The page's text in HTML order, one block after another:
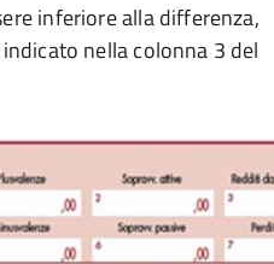
inferiore alla differenza,
nella colonna 3 del